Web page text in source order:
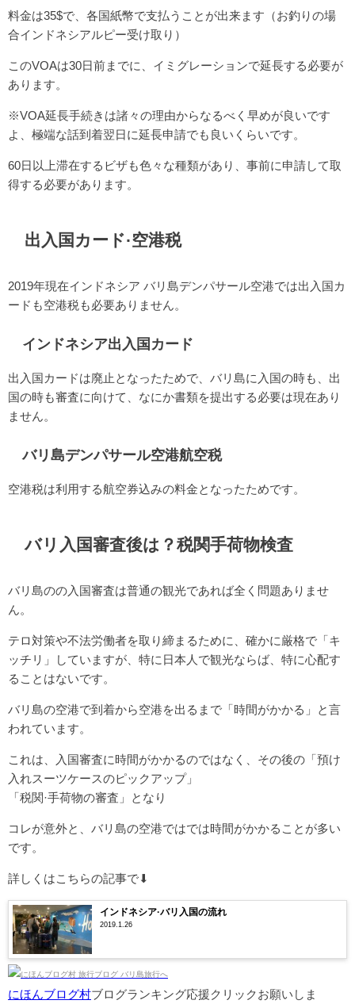
料金は35$で、各国紙幣で支払うことが出来ます（お釣りの場
合インドネシアルピー受け取り）
このVOAは30日前までに、イミグレーションで延長する必要が
あります。
※VOA延長手続きは諸々の理由からなるべく早めが良いです
よ、極端な話到着翌日に延長申請でも良いくらいです。
60日以上滞在するビザも色々な種類があり、事前に申請して取
得する必要があります。
出入国カード·空港税
2019年現在インドネシア バリ島デンパサール空港では出入国カ
ードも空港税も必要ありません。
インドネシア出入国カード
出入国カードは廃止となったためで、バリ島に入国の時も、出
国の時も審査に向けて、なにか書類を提出する必要は現在あり
ません。
バリ島デンパサール空港航空税
空港税は利用する航空券込みの料金となったためです。
バリ入国審査後は？税関手荷物検査
バリ島のの入国審査は普通の観光であれば全く問題ありませ
ん。
テロ対策や不法労働者を取り締まるために、確かに厳格で「キ
ッチリ」していますが、特に日本人で観光ならば、特に心配す
ることはないです。
バリ島の空港で到着から空港を出るまで「時間がかかる」と言
われています。
これは、入国審査に時間がかかるのではなく、その後の「預け
入れスーツケースのピックアップ」
「税関·手荷物の審査」となり
コレが意外と、バリ島の空港ではでは時間がかかることが多い
です。
詳しくはこちらの記事で⬇
インドネシア·バリ入国の流れ
2019.1.26
にほんブログ村ブログランキング応援クリックお願いしま